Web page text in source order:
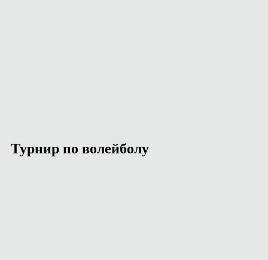
Турнир по волейболу